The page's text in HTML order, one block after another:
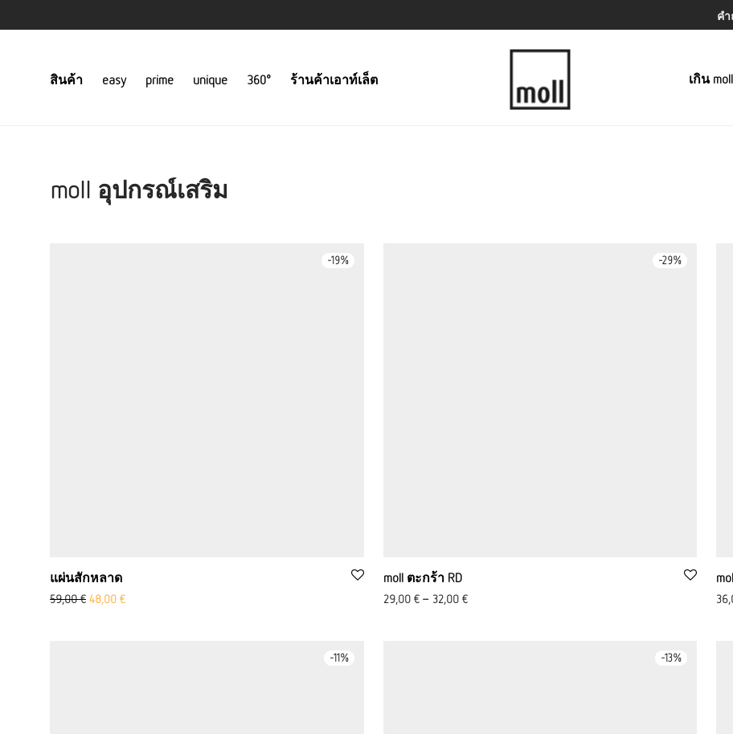
ค
สินค้า easy prime unique 360° ร้านค้าเอาท์เล็ต เกิน moll
moll อุปกรณ์เสริม
-19%
แผ่นสักหลาด
59,00€ ราคาเดิม: 59.00 ยูโร
48,00 €Aktueller Preis ist: 48,00 €.
-29%
moll ตะกร้า RD
29,00 €– 32,00 €
-11% -13%